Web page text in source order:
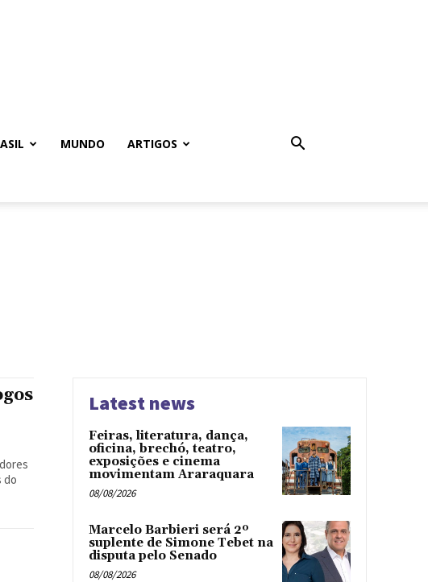
MUNDO ARTIGOS
do
Latest news
Feiras, literatura, dança,
oficina, brechó, teatro,
exposições e cinema
movimentam Araraquara
08/08/2026
Marcelo Barbieri será 2º
suplente de Simone Tebet na
disputa pelo Senado
08/08/2026